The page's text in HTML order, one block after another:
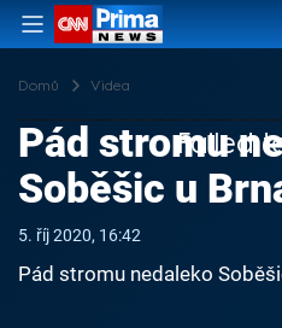
Domů Videa
Failed
Pád stromu
Soběšic u
5. říj 2020, 16:42
Pád stromu nedaleko